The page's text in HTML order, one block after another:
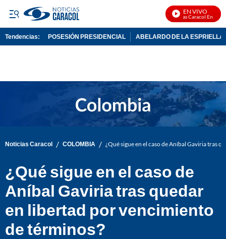
EN VIVO
Noticias Caracol En Vivo
Tendencias: POSESIÓN PRESIDENCIAL ABELARDO DE LA ESPRIELLA
Noticias Caracol / COLOMBIA / ¿Qué sigue en el caso de Aníbal Gaviria tras
¿Qué sigue en el caso de
Aníbal Gaviria tras quedar
en libertad por vencimiento
de términos?